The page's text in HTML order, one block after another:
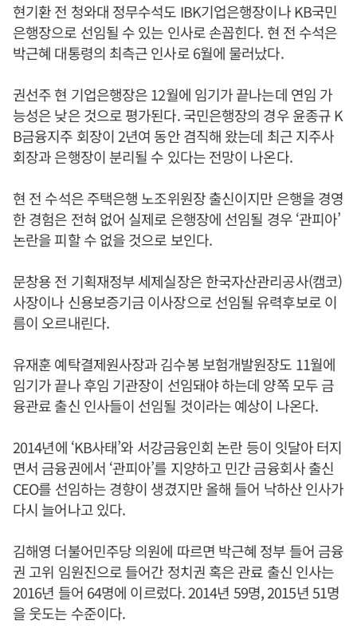
현기환 전 청와대 정무수석도 IBK기업은행장이나 KB국민
은행장으로 선임될 수 있는 인사로 손꼽힌다. 현 전 수석은
박근혜 대통령의 최측근 인사로 6월에 물러났다.
권선주 현 기업은행장은 12월에 임기가 끝나는데 연임 가
능성은 낮은 것으로 평가된다. 국민은행장의 경우 윤종규 K
B금융지주 회장이 2년여 동안 겸직해 왔는데 최근 지주사
회장과 은행장이 분리될 수 있다는 전망이 나온다.
현 전 수석은 주택은행 노조위원장 출신이지만 은행을 경영
한 경험은 전혀 없어 실제로 은행장에 선임될 경우 ‘관피아’
논란을 피할 수 없을 것으로 보인다.
문창용 전 기획재정부 세제실장은 한국자산관리공사(캠코)
사장이나 신용보증기금 이사장으로 선임될 유력후보로 이
름이 오르내린다.
유재훈 예탁결제원사장과 김수봉 보험개발원장도 11월에
임기가 끝나 후임 기관장이 선임돼야 하는데 양쪽 모두 금
융관료 출신 인사들이 선임될 것이라는 예상이 나온다.
2014년에 ‘KB사태’와 서강금융인회 논란 등이 잇달아 터지
면서 금융권에서 ‘관피아’를 지양하고 민간 금융회사 출신
CEO를 선임하는 경향이 생겼지만 올해 들어 낙하산 인사가
다시 늘어나고 있다.
김해영 더불어민주당 의원에 따르면 박근혜 정부 들어 금융
권 고위 임원진으로 들어간 정치권 혹은 관료 출신 인사는
2016년 들어 64명에 이르렀다. 2014년 59명, 2015년 51명
을 웃도는 수준이다.